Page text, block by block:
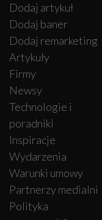
Dodaj artykuł
Dodaj baner
Dodaj remarketing
Artykuły
Firmy
Newsy
Technologie i
poradniki
Inspiracje
Wydarzenia
Warunki umowy
Partnerzy medialni
Polityka